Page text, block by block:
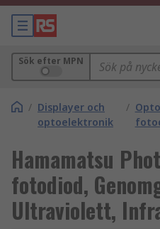
Sök efter MPN
/ Displayer och
optoelektronik
/
Hamamatsu
fotodiod,
Ultraviolett,